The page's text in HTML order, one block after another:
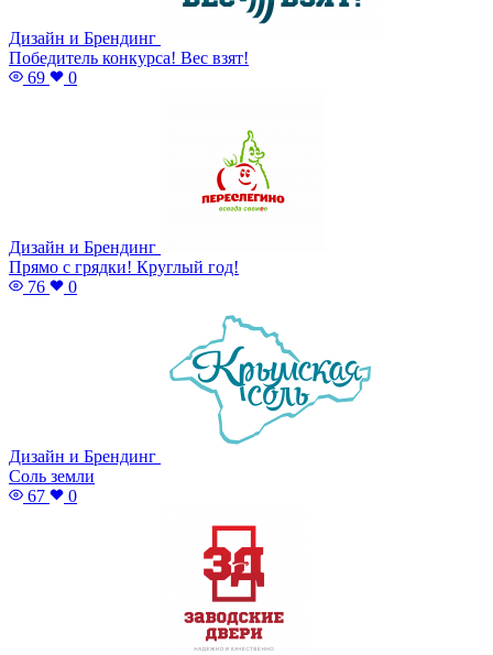
Дизайн и Брендинг
Победитель конкурса! Вес взят!
69
0
Дизайн и Брендинг
Прямо с грядки! Круглый год!
76
0
Дизайн и Брендинг
Соль земли
67
0